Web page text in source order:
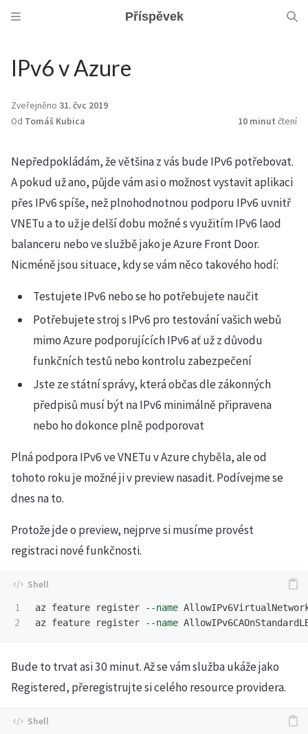
Příspěvek
IPv6 v Azure
Zveřejněno 31. čvc 2019
Od Tomáš Kubica 10 minut čtení
Nepředpokládám, že většina z vás bude IPv6 potřebovat.
A pokud už ano, půjde vám asi o možnost vystavit aplikaci
přes IPv6 spíše, než plnohodnotnou podporu IPv6 uvnitř
VNETu a to už je delší dobu možné s využitím IPv6 laod
balanceru nebo ve službě jako je Azure Front Door.
Nicméně jsou situace, kdy se vám něco takového hodí:
Testujete IPv6 nebo se ho potřebujete naučit
Potřebujete stroj s IPv6 pro testování vašich webů
mimo Azure podporujících IPv6 ať už z důvodu
funkčních testů nebo kontrolu zabezpečení
Jste ze státní správy, která občas dle zákonných
předpisů musí být na IPv6 minimálně připravena
nebo ho dokonce plně podporovat
Plná podpora IPv6 ve VNETu v Azure chyběla, ale od
tohoto roku je možné ji v preview nasadit. Podívejme se
dnes na to.
Protože jde o preview, nejprve si musíme provést
registraci nové funkčnosti.
1
az feature register --name
az feature register
--name
Bude to trvat asi 30 minut. Až se vám služba ukáže jako
Registered, přeregistrujte si celého resource providera.